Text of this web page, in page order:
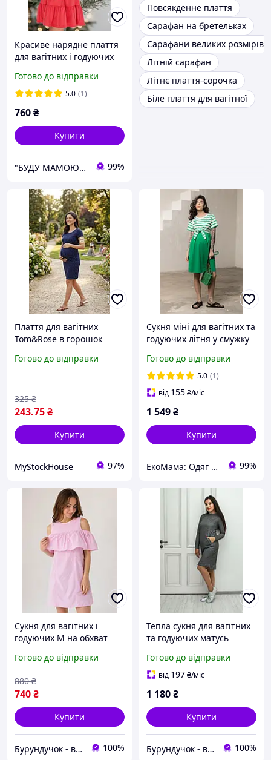
Красиве нарядне плаття
для вагітних і годуючих
тільки розмір
Готово до відправки
5.0 (1)
760₴
Купити
"БУДУ МАМОЮ" 7000 Все для немовлят Одяг та білизна для вагітних та годуючих, Сумки в пологовий 99%
Повсякденне плаття
Сарафан на бретельках
Сарафани великих розмірів
Літній сарафан
Літнє плаття-сорочка
Біле плаття для вагітної
Плаття для вагітних
Tom&Rose в горошок
Готово до відправки
243.75₴
325 ₴
Купити
MyStockHouse 97%
Сукня міні для вагітних та
годуючих літня у смужку
Мама Зелений+Білий
Готово до відправки
5.0 (1)
від 155₴/міс
1 549₴
Купити
ЕкоМама: Одяг для вагітних, білизна для годування, сумка у пологовий, одяг для новонароджених 99%
Сукня для вагітних і
годуючих М на обхват
Готово до відправки
740₴
880 ₴
Купити
Бурундучок - вигідно для матусь та малюків 100%
Тепла сукня для вагітних
та годуючих матусь
100-104см
Готово до відправки
від 197₴/міс
1 180₴
Купити
Бурундучок - вигідно для матусь та малюків 100%